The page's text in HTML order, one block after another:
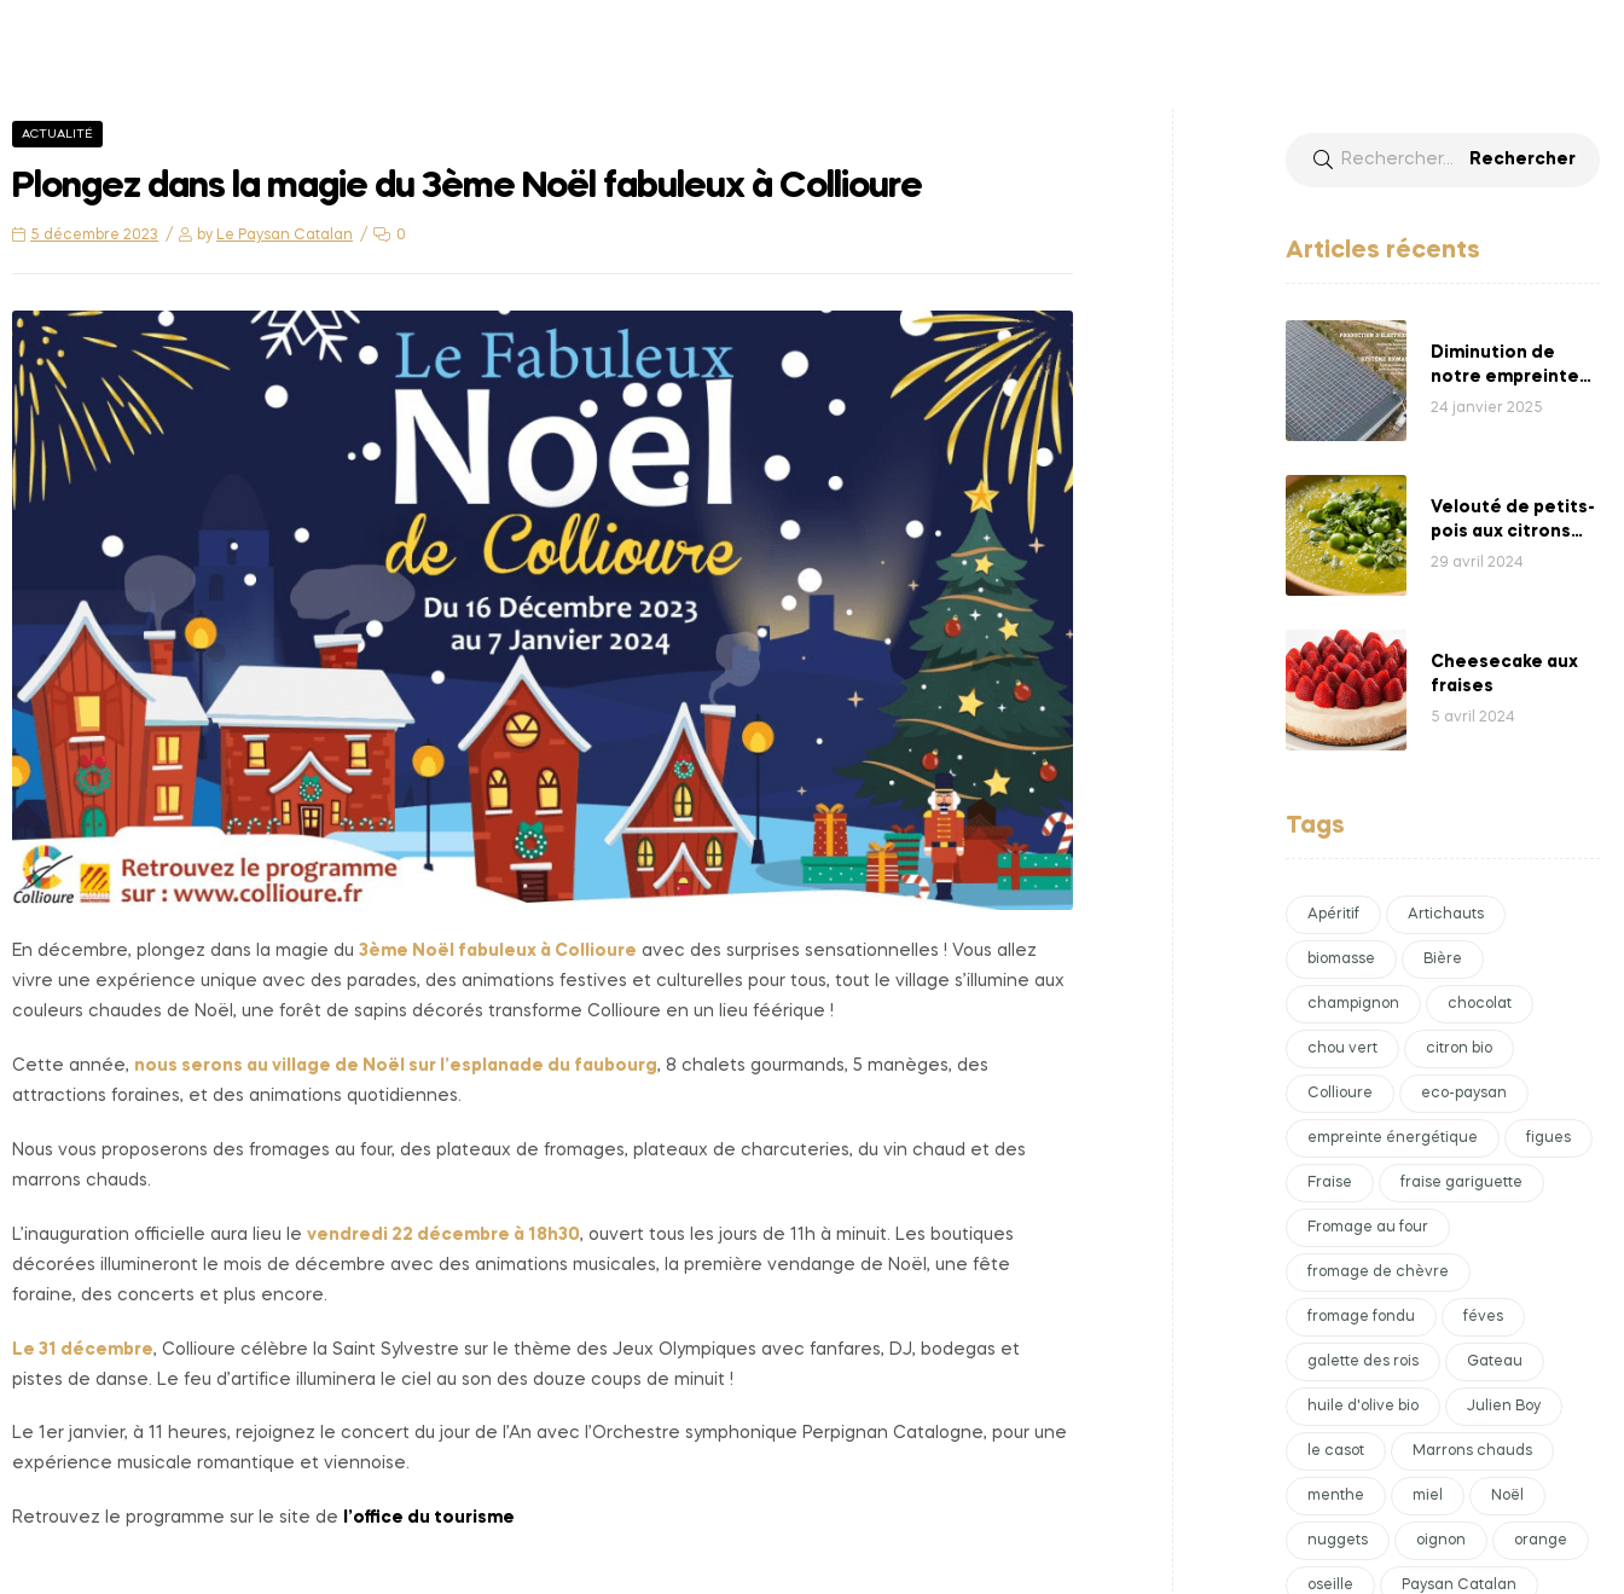
ACTUALITÉ
Plongez dans la magie du 3ème Noël fabuleux à Collioure
5 décembre 2023 by Le Paysan Catalan 0
En décembre, plongez dans la magie du 3ème Noël fabuleux à Collioure avec des surprises sensationnelles ! Vous allez
vivre une expérience unique avec des parades, des animations festives et culturelles pour tous, tout le village s’illumine aux
couleurs chaudes de Noël, une forêt de sapins décorés transforme Collioure en un lieu féérique !
Cette année, nous serons au village de Noël sur l’esplanade du faubourg, 8 chalets gourmands, 5 manèges, des
attractions foraines, et des animations quotidiennes.
Nous vous proposerons des fromages au four, des plateaux de fromages, plateaux de charcuteries, du vin chaud et des
marrons chauds.
L’inauguration officielle aura lieu le vendredi 22 décembre à 18h30, ouvert tous les jours de 11h à minuit. Les boutiques
décorées illumineront le mois de décembre avec des animations musicales, la première vendange de Noël, une fête
foraine, des concerts et plus encore.
Le 31 décembre, Collioure célèbre la Saint Sylvestre sur le thème des Jeux Olympiques avec fanfares, DJ, bodegas et
pistes de danse. Le feu d’artifice illuminera le ciel au son des douze coups de minuit !
Le 1er janvier, à 11 heures, rejoignez le concert du jour de l’An avec l’Orchestre symphonique Perpignan Catalogne, pour une
expérience musicale romantique et viennoise.
Retrouvez le programme sur le site de l’office du tourisme
Articles récents
Diminution de
notre empreinte
énergétique
24 janvier 2025
Velouté de petits-
pois aux citrons
bio
29 avril 2024
Cheesecake aux
fraises
5 avril 2024
Tags
Apéritif Artichauts
biomasse Bière
champignon chocolat
chou vert citron bio
Collioure eco-paysan
empreinte énergétique figues
Fraise fraise gariguette
Fromage au four
fromage de chèvre
fromage fondu féves
galette des rois Gateau
huile d'olive bio Julien Boy
le casot Marrons chauds
menthe miel Noël
nuggets oignon orange
oseille Paysan Catalan